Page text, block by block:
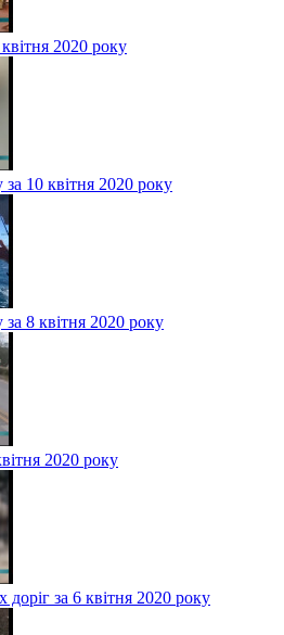
2020 року
за 10 квітня 2020 року
за 8 квітня 2020 року
2020 року
доріг за 6 квітня 2020 року